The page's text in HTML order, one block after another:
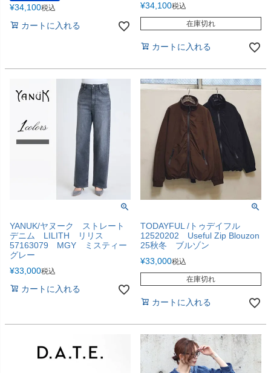
¥34,100税込
カートに入れる
¥34,100税込
在庫切れ
カートに入れる
YANUK/ヤヌーク ストレート
デニム LILITH リリス
57163079 MGY ミスティー
グレー
¥33,000税込
カートに入れる
TODAYFUL /トゥデイフル
12520202 Useful Zip Blouzon
25秋冬 ブルゾン
¥33,000税込
在庫切れ
カートに入れる